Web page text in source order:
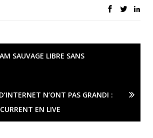
SAUVAGE LIBRE SANS
N’ONT PAS GRANDI :
EN LIVE